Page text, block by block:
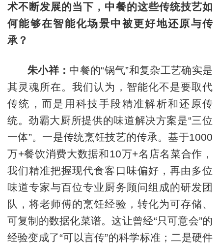
术不断发展的当下，中餐的这些传统技艺如
何能够在智能化场景中被更好地还原与传
承？
朱小祥： 中餐的“锅气”和复杂工艺确实是
其灵魂所在。我们认为，智能化不是要取代
传统，而是用科技手段精准解析和还原传
统。劲霸大厨所提供的味道解决方案是“三位
一体”。一是传统烹饪技艺的传承。基于1000
万+餐饮消费大数据和10万+名店名菜合作，
我们精准把握现代食客口味偏好，再由多位
味道专家与百位专业厨务顾问组成的研发团
队，将老师傅的烹饪经验，转化为可存储、
可复制的数据化菜谱。这让曾经“只可意会”的
经验变成了“可以言传”的科学标准；二是硬件